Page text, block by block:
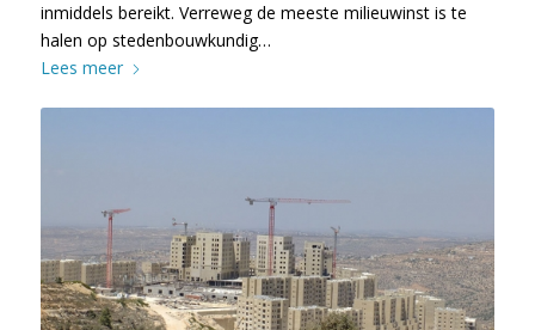
inmiddels bereikt. Verreweg de meeste milieuwinst is te
halen op stedenbouwkundig…
Lees meer